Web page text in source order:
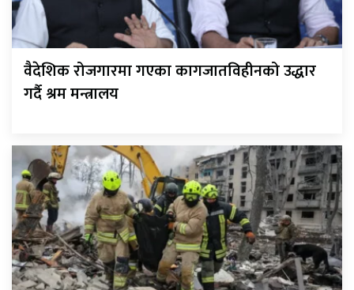
वैदेशिक रोजगारमा गएका कागजातविहीनको उद्धार
गर्दै श्रम मन्त्रालय